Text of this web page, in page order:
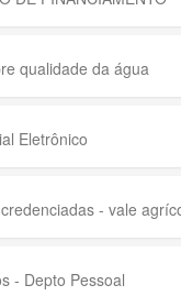
qualidade da água
Eletrônico
- vale
- Depto Pessoal